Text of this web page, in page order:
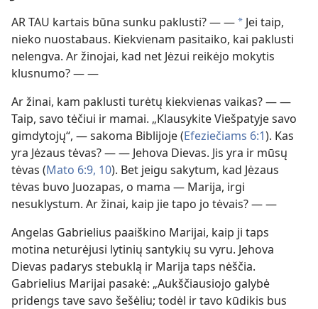
AR TAU kartais būna sunku paklusti? — — * Jei taip,
nieko nuostabaus. Kiekvienam pasitaiko, kai paklusti
nelengva. Ar žinojai, kad net Jėzui reikėjo mokytis
klusnumo? — —
Ar žinai, kam paklusti turėtų kiekvienas vaikas? — —
Taip, savo tėčiui ir mamai. „Klausykite Viešpatyje savo
gimdytojų“, — sakoma Biblijoje (Efeziečiams 6:1). Kas
yra Jėzaus tėvas? — — Jehova Dievas. Jis yra ir mūsų
tėvas (Mato 6:9, 10). Bet jeigu sakytum, kad Jėzaus
tėvas buvo Juozapas, o mama — Marija, irgi
nesuklystum. Ar žinai, kaip jie tapo jo tėvais? — —
Angelas Gabrielius paaiškino Marijai, kaip ji taps
motina neturėjusi lytinių santykių su vyru. Jehova
Dievas padarys stebuklą ir Marija taps nėščia.
Gabrielius Marijai pasakė: „Aukščiausiojo galybė
pridengs tave savo šešėliu; todėl ir tavo kūdikis bus